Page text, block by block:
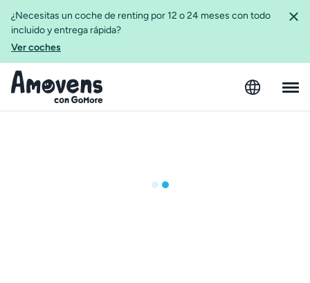
¿Necesitas un coche de renting por 12 o 24 meses con todo
incluido y entrega rápida?
Ver coches